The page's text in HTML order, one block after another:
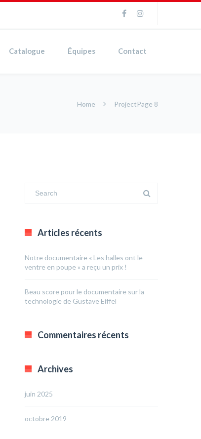
Catalogue Équipes Contact
Home ProjectPage 8
Articles récents
Notre documentaire « Les halles ont le
ventre en poupe » a reçu un prix !
Beau score pour le documentaire sur la
technologie de Gustave Eiffel
Commentaires récents
Archives
juin 2025
octobre 2019